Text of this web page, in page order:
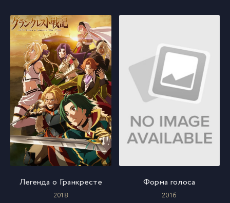
Легенда о Гранкресте
2018
Форма голоса
2016